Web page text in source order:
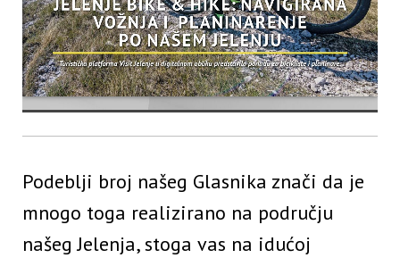
Podeblji broj našeg Glasnika znači da je
mnogo toga realizirano na području
našeg Jelenja, stoga vas na idućoj